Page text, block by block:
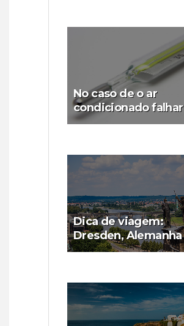
No caso de o ar
condicionado falhar
Dica de viagem:
Dresden, Alemanha